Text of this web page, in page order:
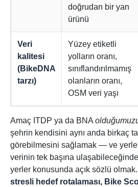
doğrudan bir yan
ürünü
Veri
kalitesi
(BikeDNA
tarzı)
Yüzey etiketli
yolların oranı,
sınıflandırılmamış
olanların oranı,
OSM veri yaşı
Amaç ITDP ya da BNA
şehrin kendisini aynı anda birkaç
görebilmesini sağlamak — ve
verinin tek başına
yerler konusunda açık sözlü olmak.
stresli hedef rotalaması, Bike